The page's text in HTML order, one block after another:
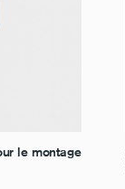
le montage